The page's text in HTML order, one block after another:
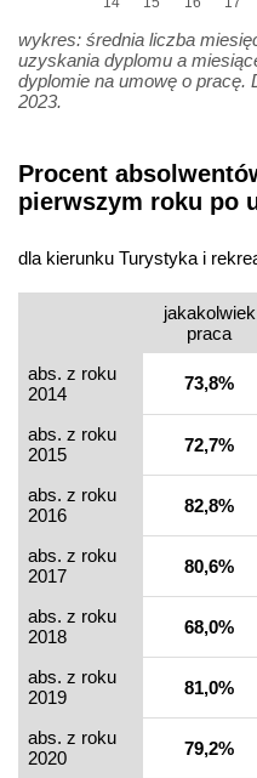
wykres: średnia liczba
uzyskania dyplomu a
dyplomie na umowę o pracę.
2023.
Procent
pierwszym roku po
dla kierunku Turystyka i
jakakolwiek
praca
abs. z roku
2014
73,8%
abs. z roku
2015
72,7%
abs. z roku
2016
82,8%
abs. z roku
2017
80,6%
abs. z roku
2018
68,0%
abs. z roku
2019
81,0%
abs. z roku
2020
79,2%